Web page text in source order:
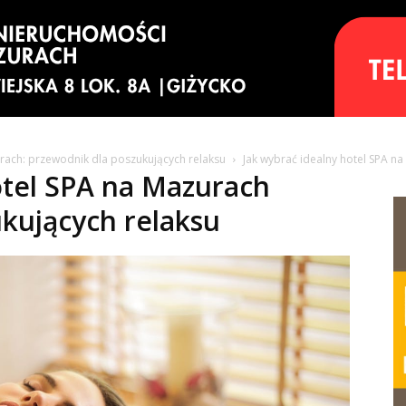
przewodnik dla poszukujących relaksu Jak wybrać idealny hotel SPA
SPA na Mazurach
relaksu